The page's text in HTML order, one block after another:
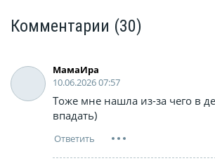
Комментарии (30)
МамаИра
10.06.2026 07:57
Тоже мне нашла из-за чего в
впадать)